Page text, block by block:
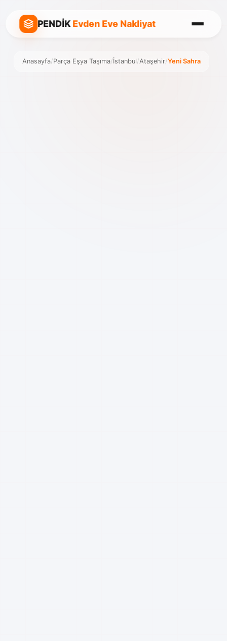
PENDİKEvden Eve Nakliyat
Anasayfa/Parça Eşya Taşıma/İstanbul/Ataşehir/Yeni Sahra